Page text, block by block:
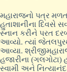
મહારાજનો પત્ર
હુતાશાનીના દિવસે
સ્નાન કરીને પરત
આવ્યો. ત્યાં
આવ્યા.
હજારીના (ગલગોટા)
સ્વામી અને